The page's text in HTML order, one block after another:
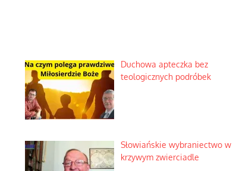
Duchowa apteczka bez
teologicznych podróbek
Słowiańskie wybraniectwo w
krzywym zwierciadle